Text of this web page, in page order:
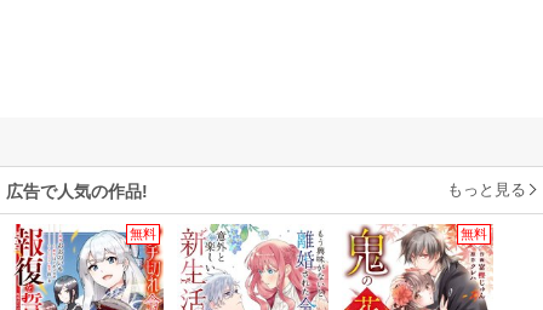
広告で人気の作品! もっと見る
無料 無料